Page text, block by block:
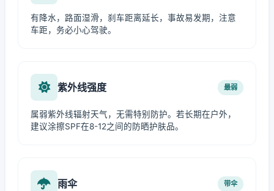
有降水，路面湿滑，刹车距离延长，事故易发期，注意
车距，务必小心驾驶。
紫外线强度 最弱
属弱紫外线辐射天气，无需特别防护。若长期在户外，
建议涂擦SPF在8-12之间的防晒护肤品。
雨伞 带伞